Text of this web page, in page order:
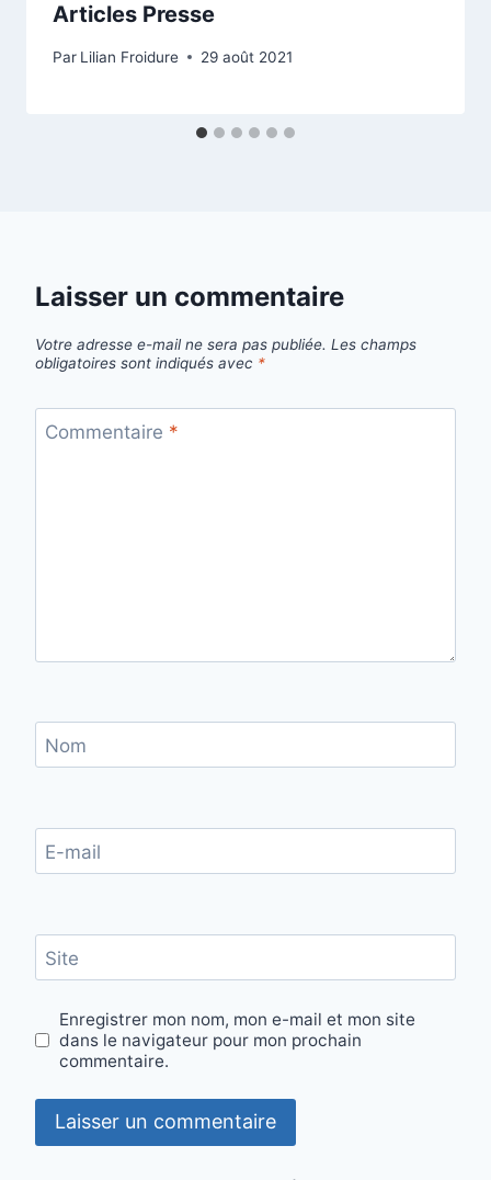
Articles Presse
Par Lilian Froidure 29 août 2021
Laisser un commentaire
Votre adresse e-mail ne sera pas publiée. Les champs
obligatoires sont indiqués avec *
Commentaire *
Nom
E-mail
Site
Enregistrer mon nom, mon e-mail et mon site
dans le navigateur pour mon prochain
commentaire.